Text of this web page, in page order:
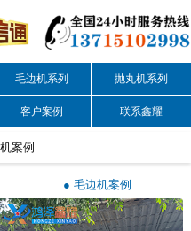
毛边机系列 抛丸机系列
客户案例 联系鑫耀
案例
● 毛边机案例